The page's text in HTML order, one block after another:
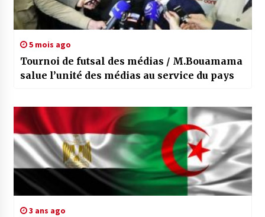
5 mois ago
Tournoi de futsal des médias / M.Bouamama
salue l’unité des médias au service du pays
3 ans ago